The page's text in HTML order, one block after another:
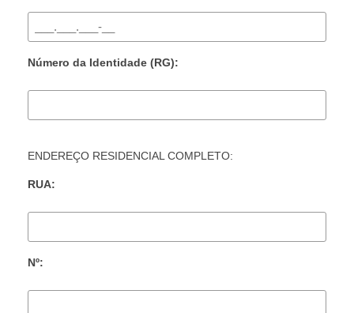
Número da Identidade (RG):
ENDEREÇO RESIDENCIAL COMPLETO:
RUA:
Nº: